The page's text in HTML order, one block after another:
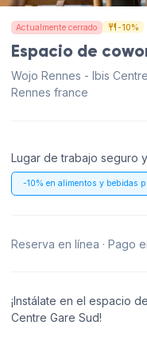
Actualmente cerrado -10%
Espacio de
Wojo Rennes - Ibis
Rennes france
Lugar de trabajo seguro y
-10% en alimentos y bebidas
Reserva en línea · Pago
¡Instálate en el espacio
Centre Gare Sud!